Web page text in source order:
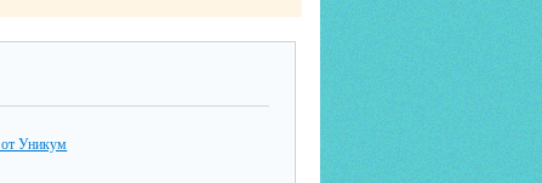
Уникум